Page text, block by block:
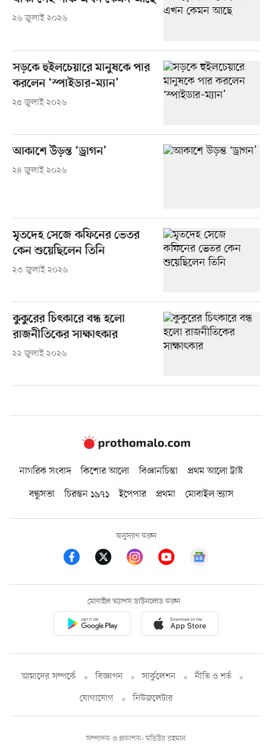
২৬ জুলাই ২০২৬
সড়কে হুইলচেয়ারে মানুষকে পার
করলেন ‘স্পাইডার–ম্যান’
২৫ জুলাই ২০২৬
আকাশে উড়ন্ত ‘ড্রাগন’
২৪ জুলাই ২০২৬
মৃতদেহ সেজে কফিনের ভেতর
কেন শুয়েছিলেন তিনি
২৩ জুলাই ২০২৬
কুকুরের চিৎকারে বন্ধ হলো
রাজনীতিকের সাক্ষাৎকার
২২ জুলাই ২০২৬
নাগরিক সংবাদ কিশোর আলো বিজ্ঞানচিন্তা
প্রথম আলো ট্রাস্ট
বন্ধুসভা
চিরন্তন ১৯৭১ ইপেপার প্রথমা মোবাইল ভ্যাস
অনুসরণ করুন
মোবাইল অ্যাপস ডাউনলোড করুন
আমাদের সম্পর্কে বিজ্ঞাপন সার্কুলেশন
নীতি ও শর্ত
যোগাযোগ
নিউজলেটার
সম্পাদক ও প্রকাশক: মতিউর রহমান